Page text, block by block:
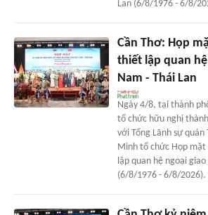
Lan (6/8/1976 - 6/8/
Cần Thơ: Họp
thiết lập quan
Nam - Thái Lan
Ngày 4/8, tại thành
tổ chức hữu nghị
với Tổng Lãnh sự quán
Minh tổ chức Họp
lập quan hệ ngoại
(6/8/1976 - 6/8/2026).